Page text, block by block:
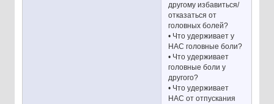
другому избавиться/
отказаться от
головных болей?
• Что удерживает у
НАС головные боли?
• Что удерживает
головные боли у
другого?
• Что удерживает
НАС от отпускания